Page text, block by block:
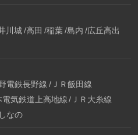
川城 高田 稲葉 島内 広丘高出
電鉄長野線 ＪＲ飯田線
電気鉄道上高地線
ＪＲ大糸線
なの